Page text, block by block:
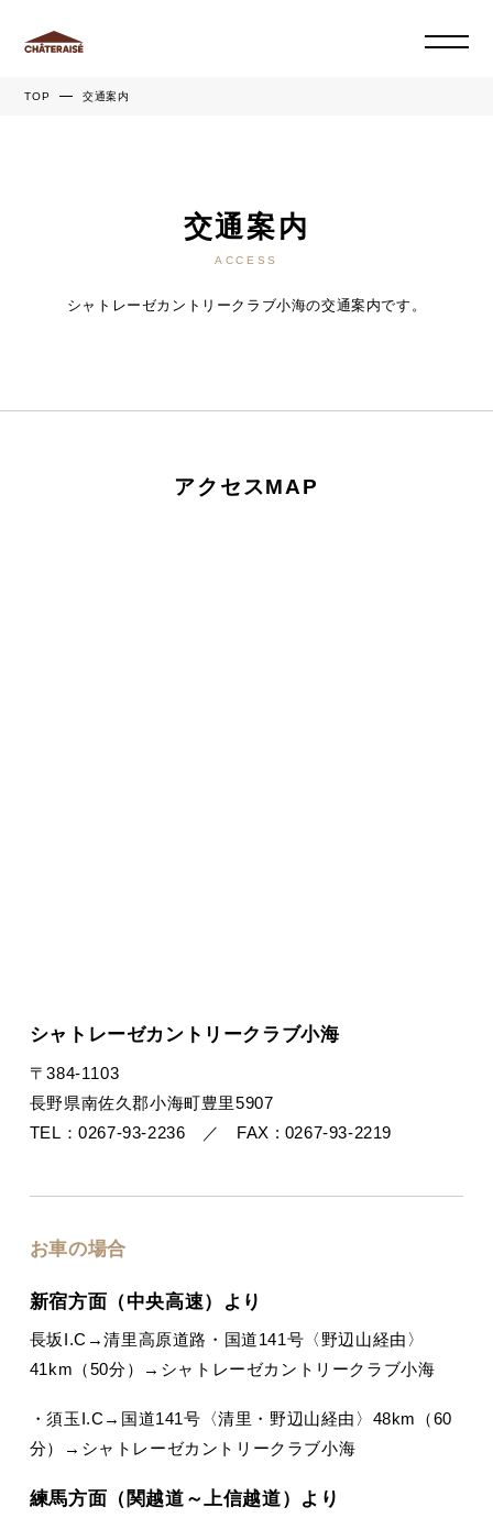
TOP 交通案内
交通案内
ACCESS
シャトレーゼカントリークラブ小海の交通案内です。
アクセスMAP
シャトレーゼカントリークラブ小海
〒384-1103
長野県南佐久郡小海町豊里5907
TEL：0267-93-2236 ／ FAX : 0267-93-2219
お車の場合
新宿方面（中央高速）より
長坂I.C→清里高原道路・国道141号〈野辺山経由〉
41km（50分）→シャトレーゼカントリークラブ小海
・須玉I.C→国道141号〈清里・野辺山経由〉48km（60
分）→シャトレーゼカントリークラブ小海
練馬方面（関越道～上信越道）より